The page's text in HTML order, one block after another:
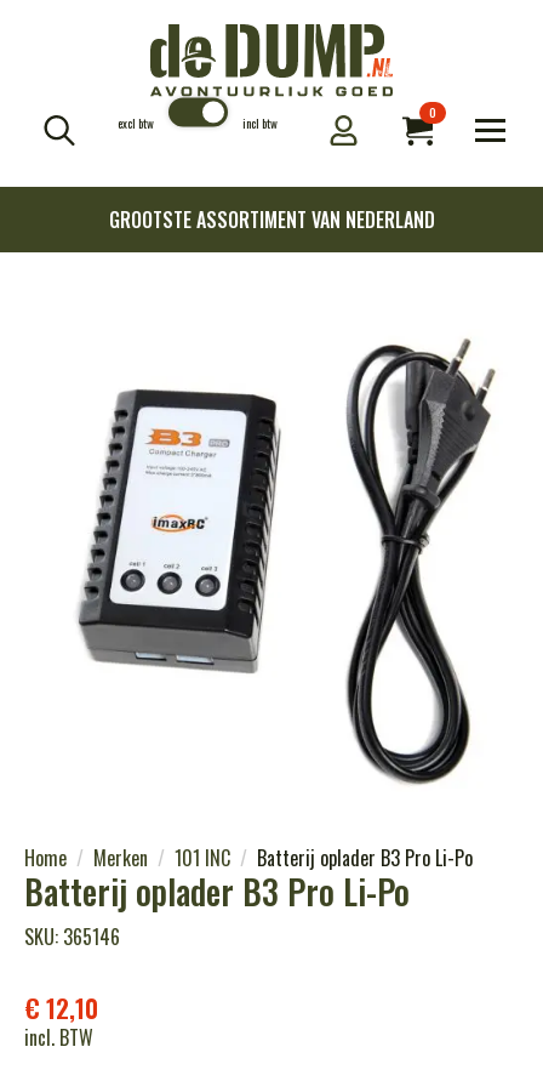
excl btw incl btw
0
GROOTSTE ASSORTIMENT VAN NEDERLAND
Home Merken 101 INC Batterij oplader B3 Pro Li-Po
Batterij oplader B3 Pro Li-Po
SKU: 365146
€12,10
incl. BTW